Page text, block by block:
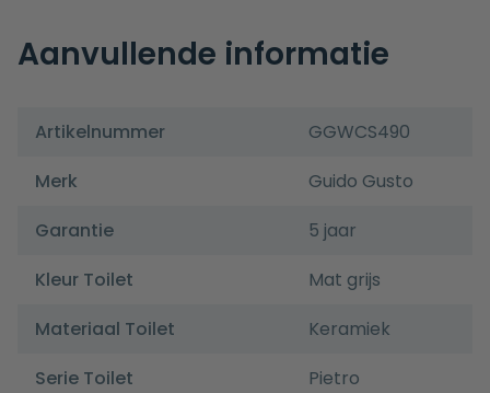
Aanvullende informatie
Artikelnummer
GGWCS490
Merk
Guido Gusto
Garantie
5 jaar
Kleur Toilet
Mat grijs
Materiaal Toilet
Keramiek
Serie Toilet
Pietro